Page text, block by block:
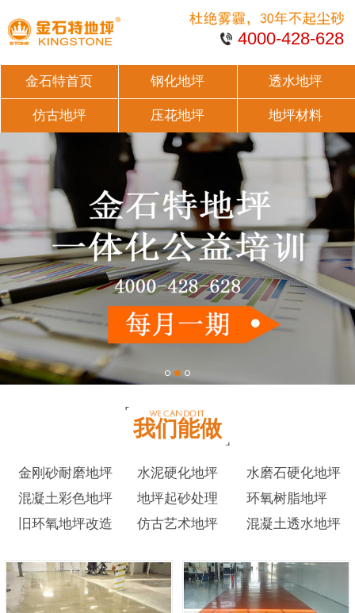
4000-428-628
金石特首页 钢化地坪 透水地坪
仿古地坪 压花地坪 地坪材料
我们能做
金刚砂耐磨地坪 水泥硬化地坪
水磨石硬化地坪
混凝土彩色地坪
地坪起砂处理
环氧树脂地坪
旧环氧地坪改造
仿古艺术地坪 混凝土透水地坪